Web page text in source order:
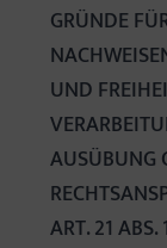
GRÜNDE
UND
AUSÜBUNG
ART. 21 ABS.